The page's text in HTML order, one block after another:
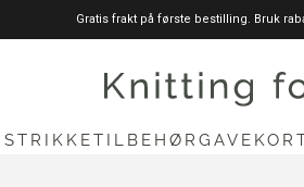
Gratis frakt på første bestilling. Bruk
knittingforolive.com
STRIKKETILBEHØR